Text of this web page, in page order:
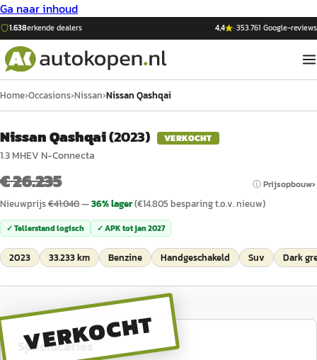
Ga naar inhoud
1.638erkende dealers 4,4 ·353.761 Google-reviews
Home›Occasions›Nissan›Nissan Qashqai
Nissan Qashqai(2023) VERKOCHT
1.3 MHEV N-Connecta
€ 26.235 ⓘ Prijsopbouw
Nieuwprijs€41.040—36% lager(€14.805 besparing t.o.v. nieuw)
✓ Tellerstand logisch ✓ APK totjan 2027
2023 33.233 km Benzine Handgeschakeld Suv Dark
VERKOCHT
Specificaties